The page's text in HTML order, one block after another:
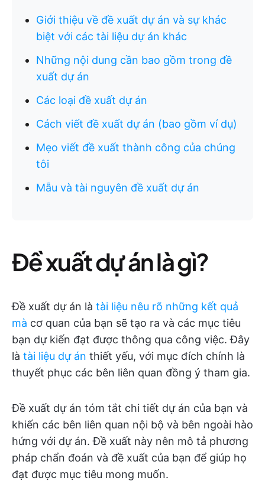
Giới thiệu về đề xuất dự án và sự khác
biệt với các tài liệu dự án khác
Những nội dung cần bao gồm trong đề
xuất dự án
Các loại đề xuất dự án
Cách viết đề xuất dự án (bao gồm ví dụ)
Mẹo viết đề xuất thành công của chúng
tôi
Mẫu và tài nguyên đề xuất dự án
Đề xuất dự án là gì?
Đề xuất dự án là tài liệu nêu rõ những kết quả
mà cơ quan của bạn sẽ tạo ra và các mục tiêu
bạn dự kiến đạt được thông qua công việc. Đây
là tài liệu dự án thiết yếu, với mục đích chính là
thuyết phục các bên liên quan đồng ý tham gia.
Đề xuất dự án tóm tắt chi tiết dự án của bạn và
khiến các bên liên quan nội bộ và bên ngoài hào
hứng với dự án. Đề xuất này nên mô tả phương
pháp chẩn đoán và đề xuất của bạn để giúp họ
đạt được mục tiêu mong muốn.